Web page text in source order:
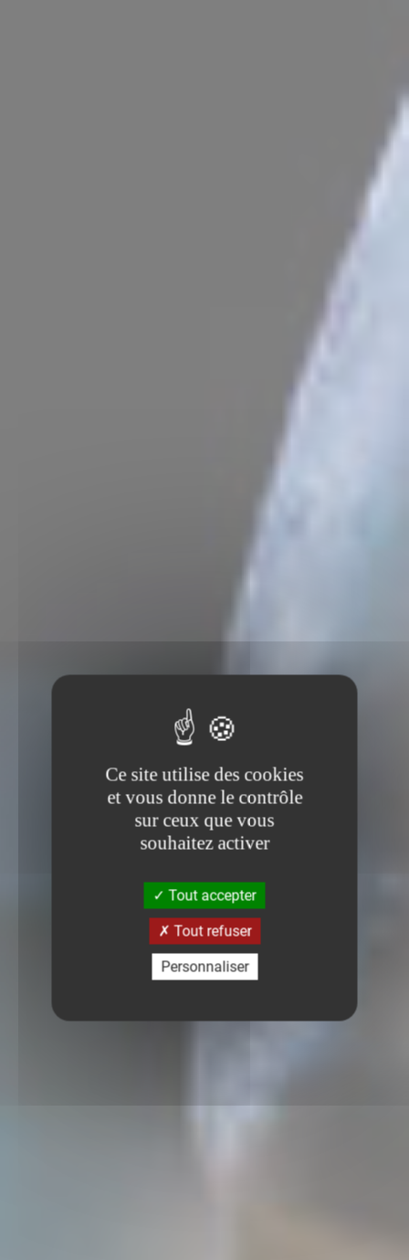
Ce site utilise des cookies
et vous donne le contrôle
sur ceux que vous
souhaitez activer
Tout accepter
Tout refuser
Personnaliser